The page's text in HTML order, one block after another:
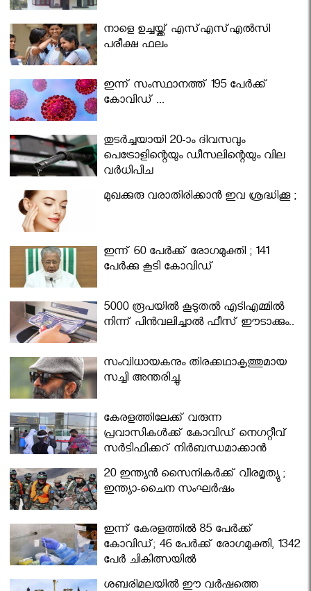
നാളെ ഉച്ചയ്ക്ക് എസ്എസ്എല്‍സി
പരീക്ഷ ഫലം
ഇന്ന് സംസ്ഥാനത്ത് 195 പേര്‍ക്ക്
കോവിഡ് ...
തുടർച്ചയായി 20-ാം ദിവസവും
പെട്രോളിന്റെയും ഡീസലിന്റെയും വില
വര്‍ധിപ്പിച്ചു
മുഖക്കുരു വരാതിരിക്കാന്‍ ഇവ ശ്രദ്ധിക്കൂ ;
ഇന്ന് 60 പേർക്ക് രോഗമുക്തി ; 141
പേര്‍ക്കു കൂടി കോവിഡ്
5000 രൂപയിൽ കൂടുതൽ എടിഎമ്മിൽ
നിന്ന് പിൻവലിച്ചാൽ ഫീസ് ഈടാക്കും..
സംവിധായകനും തിരക്കഥാകൃത്തുമായ
സച്ചി അന്തരിച്ചു.
കേരളത്തിലേക്ക് വരുന്ന
പ്രവാസികള്‍ക്ക് കോവിഡ് നെഗറ്റീവ്
സര്‍ട്ടിഫിക്കറ്റ് നിർബന്ധമാക്കാൻ
മന്ത്രിസഭ
20 ഇന്ത്യൻ സൈനികർക്ക് വീരമൃത്യു ;
ഇന്ത്യാ-ചൈന സംഘർഷം
ഇന്ന് കേരളത്തിൽ 85 പേർക്ക്
കോവിഡ്; 46 പേർക്ക് രോഗമുക്തി, 1342
പേർ ചികിത്സയിൽ
ശബരിമലയില്‍ ഈ വർഷത്തെ